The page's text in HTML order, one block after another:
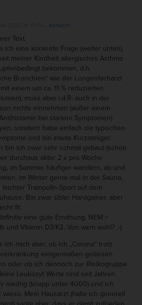
- Antwort
Text.
ich eine konkrete Frage (weiter unten).
meiner Kindheit allergisches Asthma
bekommen, d.h.
Bronchien“ wie der Lungenfacharzt
einem um ca. 11 % reduzierten
muss aber i.d.R. auch in der
nichts einnehmen (außer einem
bei starken Symptomen)
sondern habe einfach die typischen
und bin etwas Kurzatmiger.
bin ich zwar sehr schmal gebaut (schon
durchaus aktiv: 2 x pro Woche
im Sommer häufiger wandern, ab und
im Winter gerne mal in der Sauna,
leichter Trampolin-Sport auf dem
Bin zwar übler Hardgainer, aber
fit.
eine gute Ernähung. NEM =
und Vitamin D3/K2. Von wem wohl? ;-)
ich mich aber, ob ich „Corona“ trotz
einigermaßen gelassen
oder ob ich dennoch zur Risikogruppe
Leukozyt Werte sind seit Jahren
niedrig (knapp unter 4000) und ich
Mein Hausarzt (halte ich generell